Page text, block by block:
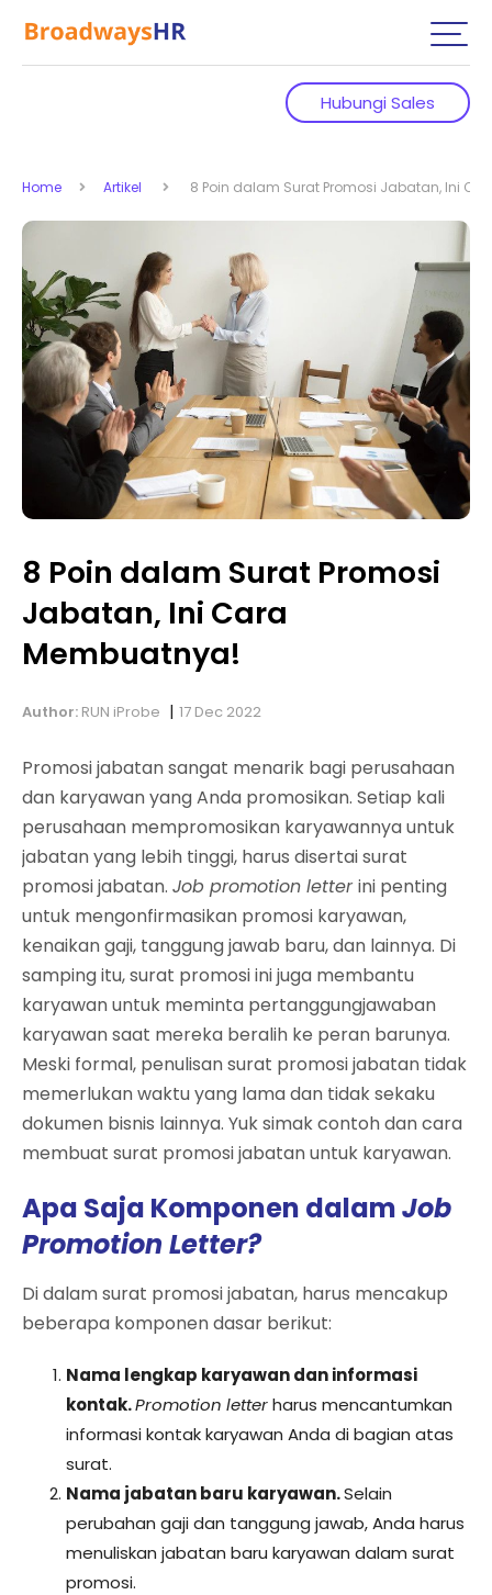
Hubungi Sales
Home Artikel 8 Poin dalam Surat Promosi Jabatan, Ini
8 Poin dalam Surat Promosi
Jabatan, Ini Cara
Membuatnya!
Author: RUN iProbe | 17 Dec 2022
Promosi jabatan sangat menarik bagi perusahaan
dan karyawan yang Anda promosikan. Setiap kali
perusahaan mempromosikan karyawannya untuk
jabatan yang lebih tinggi, harus disertai surat
promosi jabatan. Job promotion letterini penting
untuk mengonfirmasikan promosi karyawan,
kenaikan gaji, tanggung jawab baru, dan lainnya. Di
samping itu, surat promosi ini juga membantu
karyawan untuk meminta pertanggungjawaban
karyawan saat mereka beralih ke peran barunya.
Meski formal, penulisan surat promosi jabatan tidak
memerlukan waktu yang lama dan tidak sekaku
dokumen bisnis lainnya. Yuk simak contoh dan cara
membuat surat promosi jabatan untuk karyawan.
Apa Saja Komponen dalamJob
Promotion Letter?
Di dalam surat promosi jabatan, harus mencakup
beberapa komponen dasar berikut:
Nama lengkap karyawan dan informasi
kontak.Promotion letterharus mencantumkan
informasi kontak karyawan Anda di bagian atas
surat.
Nama jabatan baru karyawan.Selain
perubahan gaji dan tanggung jawab, Anda harus
menuliskan jabatan baru karyawan dalam surat
promosi.